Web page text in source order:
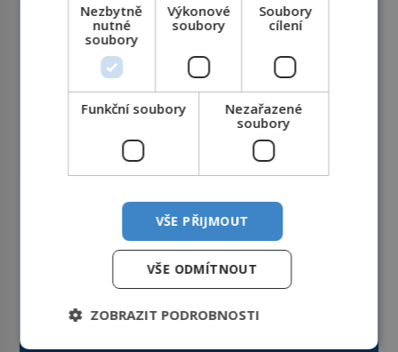
Nezbytně
nutné
soubory
Výkonové
soubory
Soubory
cílení
Funkční soubory
Nezařazené
soubory
VŠE PŘIJMOUT
VŠE ODMÍTNOUT
ZOBRAZIT PODROBNOSTI